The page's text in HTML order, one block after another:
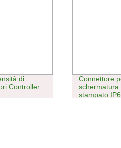
di
Controller
Connettore
schermatura
stampato